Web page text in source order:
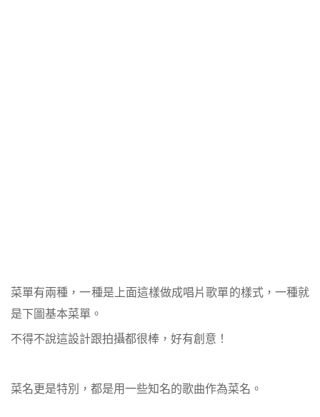
菜單有兩種，一種是上面這樣做成唱片歌單的樣式，一種就
是下圖基本菜單。
不得不說這設計跟拍攝都很棒，好有創意！
菜名更是特別，都是用一些知名的歌曲作為菜名。